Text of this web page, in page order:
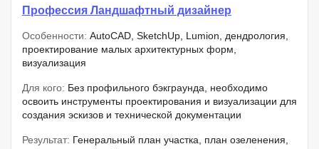
Профессия Ландшафтный дизайнер
Особенности: AutoCAD, SketchUp, Lumion, дендрология,
проектирование малых архитектурных форм,
визуализация
Для кого: Без профильного бэкграунда, необходимо
освоить инструменты проектирования и визуализации для
создания эскизов и технической документации
Результат: Генеральный план участка, план озеленения,